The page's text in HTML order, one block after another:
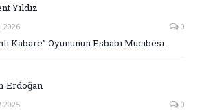
Yıldız
0
Kabare” Oyununun Esbabı Mucibesi
Erdoğan
0